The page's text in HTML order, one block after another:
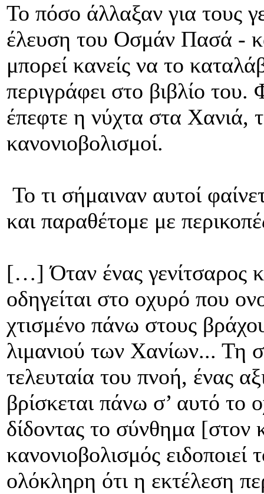
Το πόσο άλλαξαν για τους
έλευση του Οσμάν Πασά -
μπορεί κανείς να το
περιγράφει στο βιβλίο του.
έπεφτε η νύχτα στα Χανιά,
κανονιοβολισμοί.
Το τι σήμαιναν αυτοί
και παραθέτομε με
[…] Όταν ένας γενίτσαρος
οδηγείται στο οχυρό που
χτισμένο πάνω στους
λιμανιού των Χανίων... Τη
τελευταία του πνοή, ένας
βρίσκεται πάνω σ’ αυτό το
δίδοντας το σύνθημα [στον
κανονιοβολισμός
ολόκληρη ότι η εκτέλεση